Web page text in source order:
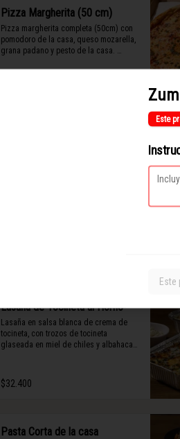
Pizza Margherita (50 cm)
Pizza margherita completa (50cm) con
pomodoro de la casa, queso mozarella,
grana padano y pesto de la casa.
Lasaña de Tocineta al Horno
Lasaña en salsa blanca de crema de
tocineta, con trozos de tocineta
glaseada en miel de chiles y albahaca
$32.400
Pasta Corta de la casa
Este
Este